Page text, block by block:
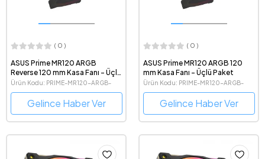
( 0 )
ASUS Prime MR120 ARGB
Reverse 120 mm Kasa Fanı - Üçlü
Paket
Ürün Kodu: PRIME-MR120-ARGB-
REVERSE-BLACK-3IN1
Gelince Haber Ver
( 0 )
ASUS Prime MR120 ARGB 120
mm Kasa Fanı - Üçlü Paket
Ürün Kodu: PRIME-MR120-ARGB-
BLACK-3IN1
Gelince Haber Ver